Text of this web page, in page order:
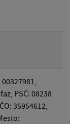
00327981,
PSČ: 08238
35954612,